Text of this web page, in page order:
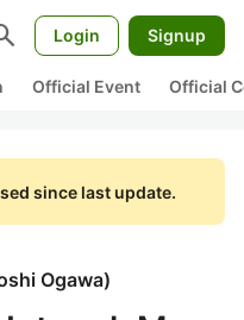
Login Signup
Official Event Official
since last update.
Ogawa)